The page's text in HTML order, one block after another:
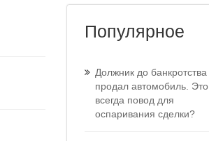
Популярное
Должник до банкротства
продал автомобиль. Это
всегда повод для
оспаривания сделки?